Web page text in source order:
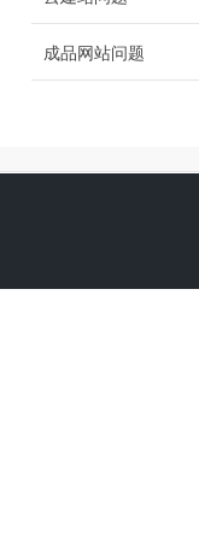
成品网站问题